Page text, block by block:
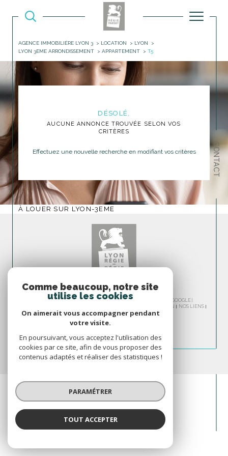
CONTACT
AGENCE IMMOBILIÈRE LYON 3 LOCATION
LYON
LYON 3EME ARRONDISSEMENT
APPARTEMENT T5
DÉSOLÉ,
AUCUNE ANNONCE TROUVÉE SELON VOS
CRITÈRES
Effectuez une nouvelle recherche en modifiant vos critères
À LOUER SUR LYON-3EME
© 2026 | TOUS DROITS RÉSERVÉS | TRADUCTION POWERED BY GOOGLE |
ADMIN
NOS LIENS
POLITIQUE RGPD
COOKIES
Comme beaucoup, notre site
utilise les cookies
On aimerait vous accompagner pendant
votre visite.
En poursuivant, vous acceptez l'utilisation des
cookies par ce site, afin de vous proposer des
contenus adaptés et réaliser des statistiques !
PARAMÉTRER
TOUT ACCEPTER